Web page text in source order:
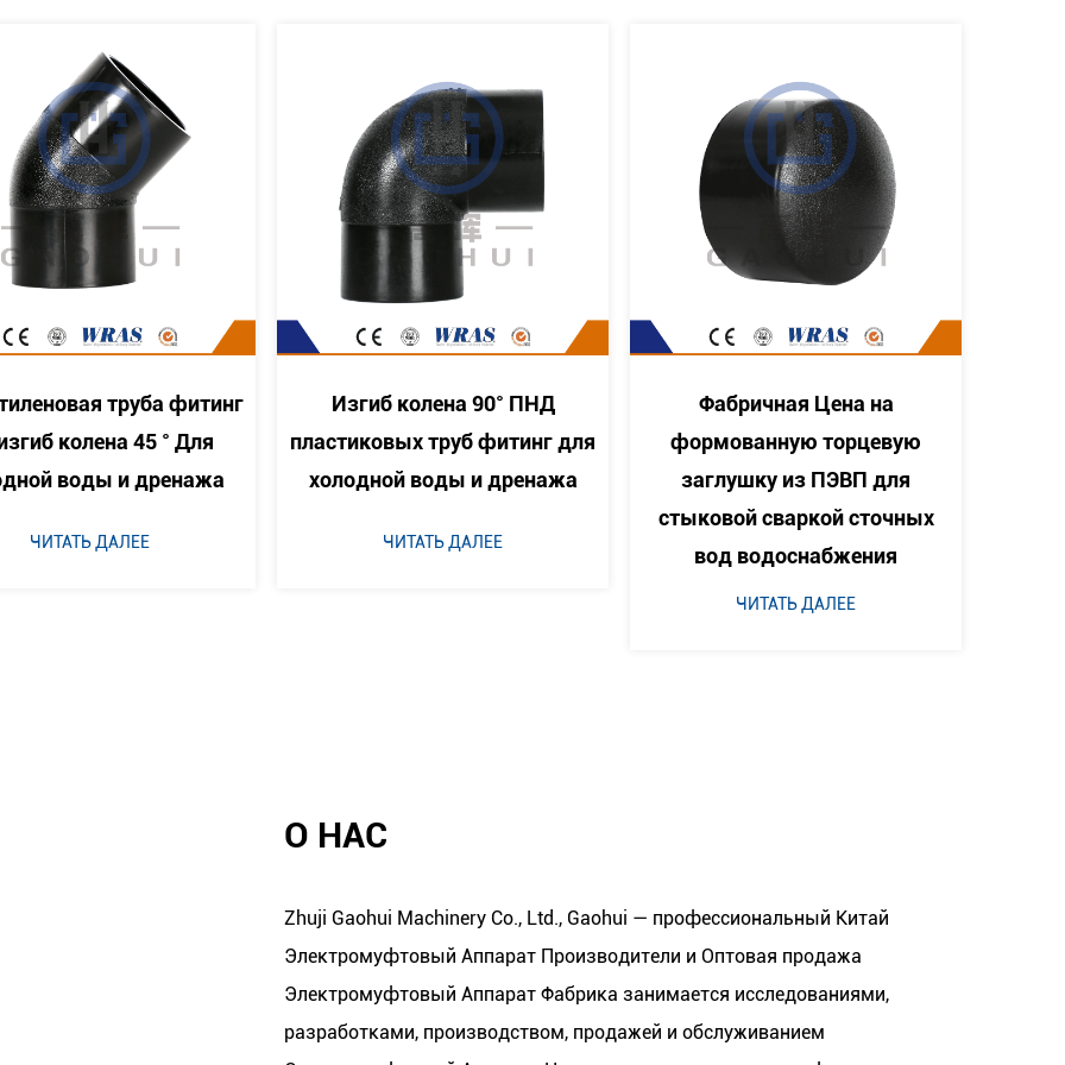
Изгиб колена 90° ПНД
труб фитинг для
холодной воды и дренажа
ЧИТАТЬ ДАЛЕЕ
Фабричная Цена на
формованную торцевую
заглушку из ПЭВП для
вод водоснабжения
Горячая продажа Крестовый
тройник ПНД со стыковой
сваркой Равного креста для
водопроводной трубы
ЧИТАТЬ ДАЛЕЕ
О НАС
Zhuji Gaohui Machinery Co., Ltd., Gaohui — профессиональный Китай
Электромуфтовый Аппарат Производители и Оптовая продажа
Электромуфтовый Аппарат Фабрика занимается исследованиями,
разработками, производством, продажей и обслуживанием